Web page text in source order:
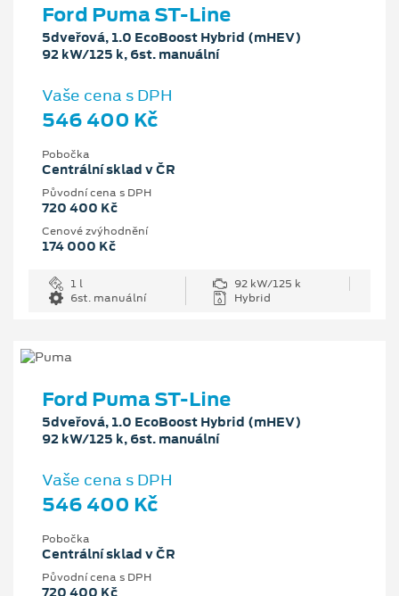
Ford Puma ST-Line
5dveřová, 1.0 EcoBoost Hybrid (mHEV)
92 kW/125 k, 6st. manuální
Vaše cena s DPH
546 400 Kč
Pobočka
Centrální sklad v ČR
Původní cena s DPH
720 400 Kč
Cenové zvýhodnění
174 000 Kč
1 l
92 kW/125 k
6st. manuální
Hybrid
Ford Puma ST-Line
5dveřová, 1.0 EcoBoost Hybrid (mHEV)
92 kW/125 k, 6st. manuální
Vaše cena s DPH
546 400 Kč
Pobočka
Centrální sklad v ČR
Původní cena s DPH